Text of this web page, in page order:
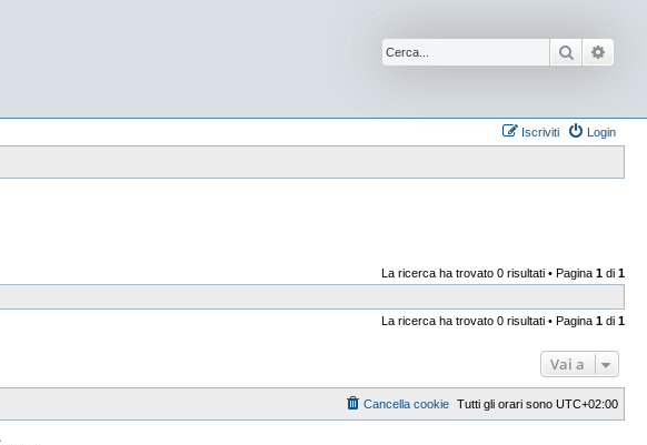
Cerca
Login
Iscriviti
La ricerca ha trovato 0 risultati • Pagina 1 di 1
La ricerca ha trovato 0 risultati • Pagina 1 di 1
Vai a
Tutti gli orari sono UTC+02:00
Cancella cookie